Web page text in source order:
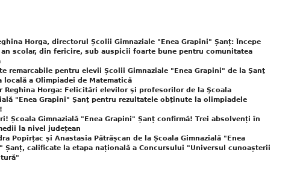
Horga, directorul Școlii Gimnaziale "Enea Grapini" Șanț: Începe
scolar, din fericire, sub auspicii foarte bune pentru comunitatea
remarcabile pentru elevii Școlii Gimnaziale "Enea Grapini" de la Şanţ
locală a Olimpiadei de Matematică
Reghina Horga: Felicitări elevilor şi profesorilor de la Şcoala
"Enea Grapini" Şanţ pentru rezultatele obţinute la olimpiadele
Școala Gimnazială "Enea Grapini" Șanț confirmă! Trei absolvenți în
la nivel județean
Popîrțac și Anastasia Pătrășcan de la Școala Gimnazială "Enea
Șanț, calificate la etapa națională a Concursului "Universul cunoașterii